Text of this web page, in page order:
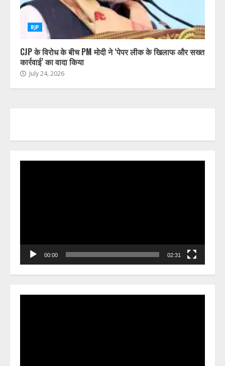
BJP
CJP के विरोध के बीच PM मोदी ने ‘पेपर लीक के खिलाफ और सख्त
कार्रवाई’ का वादा किया
July 24, 2026
00:00 02:31